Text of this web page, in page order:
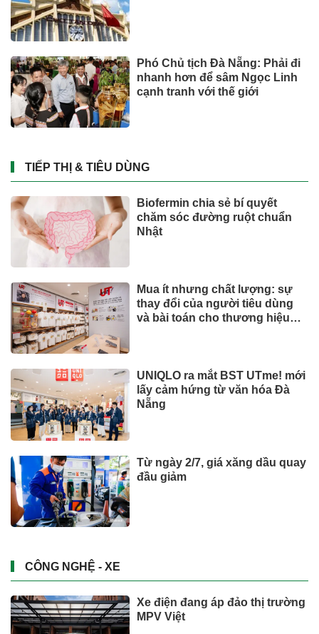
Phó Chủ tịch Đà Nẵng: Phải đi
nhanh hơn để sâm Ngọc Linh
cạnh tranh với thế giới
TIẾP THỊ & TIÊU DÙNG
Biofermin chia sẻ bí quyết
chăm sóc đường ruột chuẩn
Nhật
Mua ít nhưng chất lượng: sự
thay đổi của người tiêu dùng
và bài toán cho thương hiệu
UNIQLO ra mắt BST UTme! mới
lấy cảm hứng từ văn hóa Đà
Nẵng
Từ ngày 2/7, giá xăng dầu quay
đầu giảm
CÔNG NGHỆ - XE
Xe điện đang áp đảo thị trường
MPV Việt